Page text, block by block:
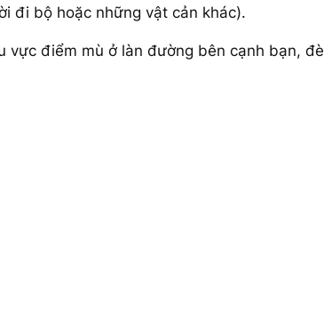
đi bộ hoặc những vật cản khác).
vực điểm mù ở làn đường bên cạnh bạn,